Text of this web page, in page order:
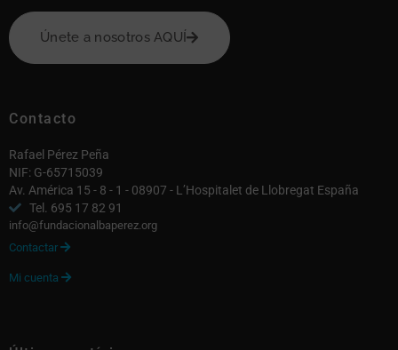
Únete a nosotros AQUÍ
Contacto
Rafael Pérez Peña
NIF: G-65715039
Av. América 15 - 8 - 1 - 08907 - L’Hospitalet de Llobregat España
Tel. 695 17 82 91
info@fundacionalbaperez.org
Contactar 
Mi cuenta 